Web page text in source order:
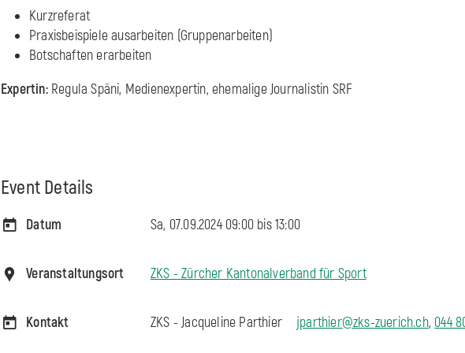
Kurzreferat
Praxisbeispiele ausarbeiten (Gruppenarbeiten)
Botschaften erarbeiten
Expertin:Regula Späni, Medienexpertin, ehemalige Journalistin SRF
Event Details
Datum Sa, 07.09.2024 09:00 bis13:00
Veranstaltungsort ZKS - Zürcher Kantonalverband für Sport
Kontakt ZKS - Jacqueline Parthier jparthier@zks-zuerich.ch, 044